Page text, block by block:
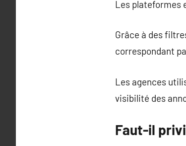
Les plateformes
Grâce à des
correspondant
Les agences
visibilité des
Faut-il